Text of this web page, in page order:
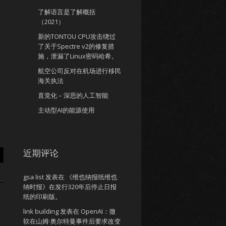
了解语言是了解概括
（2021）
新的TONTOU CPU攻击绕过
了关于Spectre v2的修复措
施，泄漏了Linux密码哈希。
航空公司反对在机场进行移民
海关执法
直觉化 – 深思的人工智能
主动型AI的能源使用
近期评论
gsa list发表在
《维也纳报纸维也
纳时报》在发行320年后停止日报
纸的印刷版。
link building发表在 OpenAI：微
软在山姆·奥尔特曼事件后要求改变